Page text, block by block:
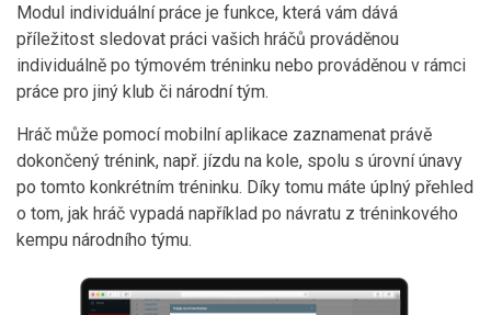
Modul individuální práce je funkce, která vám dává
příležitost sledovat práci vašich hráčů prováděnou
individuálně po týmovém tréninku nebo prováděnou v rámci
práce pro jiný klub či národní tým.
Hráč může pomocí mobilní aplikace zaznamenat právě
dokončený trénink, např. jízdu na kole, spolu s úrovní únavy
po tomto konkrétním tréninku. Díky tomu máte úplný přehled
o tom, jak hráč vypadá například po návratu z tréninkového
kempu národního týmu.